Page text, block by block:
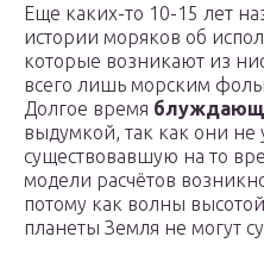
Еще каких-то 10-15 лет
истории моряков об
которые возникают из
всего лишь морским
Долгое время
выдумкой, так как они не
существовавшую на то
модели расчётов
потому как волны
планеты Земля не могут